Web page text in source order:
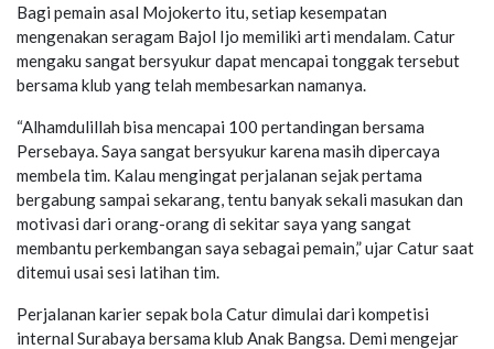
Bagi pemain asal Mojokerto itu, setiap kesempatan
mengenakan seragam Bajol Ijo memiliki arti mendalam. Catur
mengaku sangat bersyukur dapat mencapai tonggak tersebut
bersama klub yang telah membesarkan namanya.
“Alhamdulillah bisa mencapai 100 pertandingan bersama
Persebaya. Saya sangat bersyukur karena masih dipercaya
membela tim. Kalau mengingat perjalanan sejak pertama
bergabung sampai sekarang, tentu banyak sekali masukan dan
motivasi dari orang-orang di sekitar saya yang sangat
membantu perkembangan saya sebagai pemain,” ujar Catur saat
ditemui usai sesi latihan tim.
Perjalanan karier sepak bola Catur dimulai dari kompetisi
internal Surabaya bersama klub Anak Bangsa. Demi mengejar